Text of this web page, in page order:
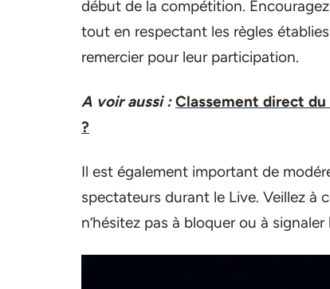
début de la compétition.
tout en respectant les règles
remercier pour leur participation.
A voir aussi : Classement direct du
?
Il est également important de
spectateurs durant le Live. Veillez à
n’hésitez pas à bloquer ou à